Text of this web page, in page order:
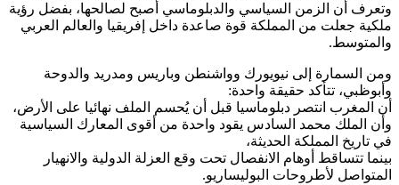
وتعرف أن الزمن السياسي والدبلوماسي أصبح لصالحها، بفضل رؤية
ملكية جعلت من المملكة قوة صاعدة داخل إفريقيا والعالم العربي
والمتوسط.
ومن السمارة إلى نيويورك وواشنطن وباريس ومدريد والدوحة
وأبوظبي، تتأكد حقيقة واحدة:
أن المغرب انتصر دبلوماسيا قبل أن يُحسم الملف نهائيا على الأرض،
وأن الملك محمد السادس يقود واحدة من أقوى المعارك السياسية
في تاريخ المملكة الحديثة،
بينما تتساقط أوهام الانفصال تحت وقع العزلة الدولية والانهيار
المتواصل لأطروحات البوليساريو.